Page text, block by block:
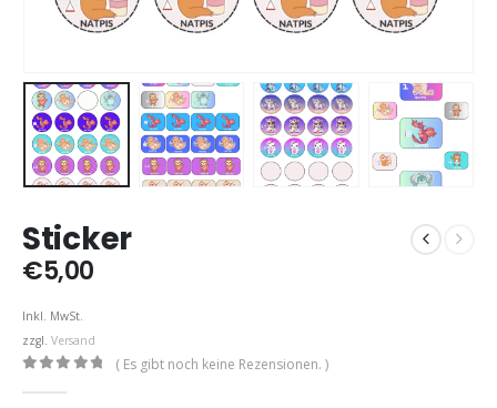
Sticker
€5,00
Inkl. MwSt.
zzgl. Versand
( Es gibt noch keine Rezensionen. )